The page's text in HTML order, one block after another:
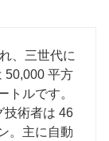
、三世代に
50,000 平方
トルです。
技術者は 46
。主に自動